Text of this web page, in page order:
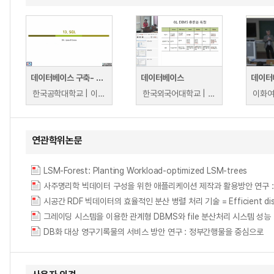
데이터베이스 구축- SQL 활용
한국공학대학교 | 이충석
데이터베이스
한국외국어대학교 | 문유진
데이
연관학위논문
LSM-Forest: Planting Workload-optimized LSM-trees
사주명리학 빅데이터 구성을 위한 애플리케이션 제작과 활용방안 연
시공간 RDF 빅데이터의 효율적인 분산 병렬 처리 기술 =
그레이딩 시스템을 이용한 관계형 DBMS와 file 분산처리 시스템 성능
DB화 대상 영구기록물의 서비스 방안 연구 : 정부간행물을 중심으로